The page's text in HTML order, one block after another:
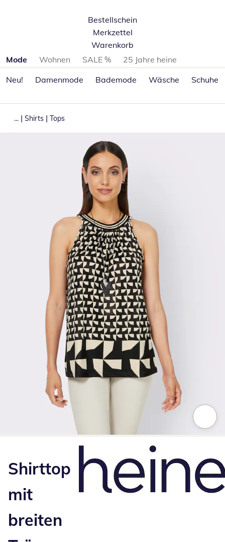
Bestellschein
Merkzettel
Warenkorb
Produktkategorien überspringen
Mode Wohnen SALE %
25 Jahre heine
Neu!
Damenmode Bademode Wäsche Schuhe
... | Shirts | Tops
Shirttop
mit
breiten